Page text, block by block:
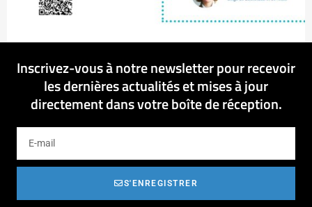
Inscrivez-vous à notre newsletter pour recevoir
les dernières actualités et mises à jour
directement dans votre boîte de réception.
S'ENREGISTRER